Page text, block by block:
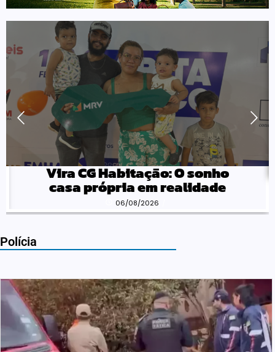
Vira CG Habitação: O sonho
casa própria em realidade
06/08/2026
Polícia